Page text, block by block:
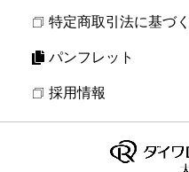
特定商取引法に基づ
パンフレット
採用情報